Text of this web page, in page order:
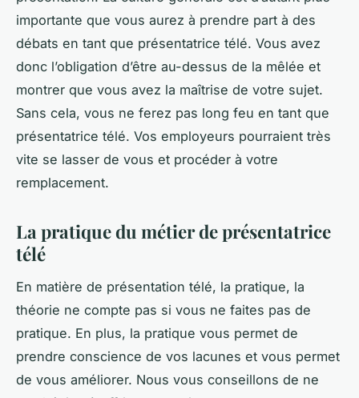
importante que vous aurez à prendre part à des
débats en tant que présentatrice télé. Vous avez
donc l’obligation d’être au-dessus de la mêlée et
montrer que vous avez la maîtrise de votre sujet.
Sans cela, vous ne ferez pas long feu en tant que
présentatrice télé. Vos employeurs pourraient très
vite se lasser de vous et procéder à votre
remplacement.
La pratique du métier de présentatrice
télé
En matière de présentation télé, la pratique, la
théorie ne compte pas si vous ne faites pas de
pratique. En plus, la pratique vous permet de
prendre conscience de vos lacunes et vous permet
de vous améliorer. Nous vous conseillons de ne